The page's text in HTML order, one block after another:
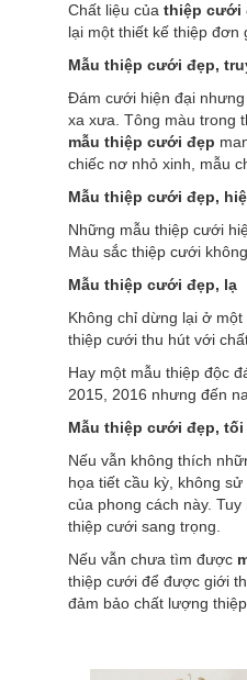
Chất liệu của thiệp cưới
lại một thiết kế thiệp đơn
Mẫu thiệp cưới đẹp,
Đám cưới hiện đại
xa xưa. Tông màu trong
mẫu thiệp cưới đẹp
chiếc nơ nhỏ xinh, mẫu
Mẫu thiệp cưới đẹp,
Những mẫu thiệp cưới
Màu sắc thiệp cưới
Mẫu thiệp cưới đẹp, lạ
Không chỉ dừng lại ở một
thiệp cưới thu hút với
Hay một mẫu thiệp độc
2015, 2016 nhưng đến
Mẫu thiệp cưới đẹp, tối
Nếu vẫn không thích
họa tiết cầu kỳ, không
của phong cách này.
thiệp cưới sang trọng.
Nếu vẫn chưa tìm được
thiệp cưới để được giới
đảm bảo chất lượng